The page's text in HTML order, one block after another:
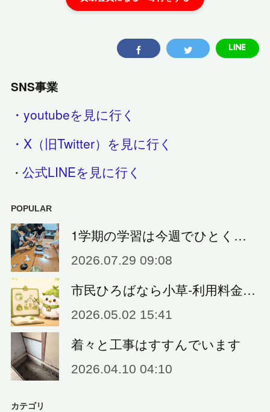
SNS事業
・youtubeを見に行く
・X（旧Twitter）を見に行く
・公式LINEを見に行く
POPULAR
1学期の学習は今週でひとく…
2026.07.29 09:08
市民ひろばなら小草‐利用料金…
2026.05.02 15:41
着々と工事はすすんでいます
2026.04.10 04:10
カテゴリ